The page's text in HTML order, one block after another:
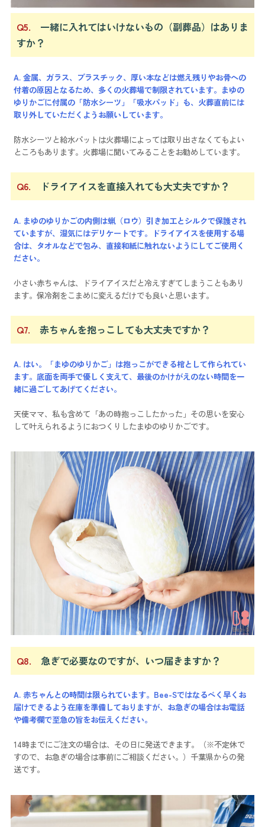
Q5. 一緒に入れてはいけないもの（副葬品）はありま
すか？
A. 金属、ガラス、プラスチック、厚い本などは燃え残りやお骨への
付着の原因となるため、多くの火葬場で制限されています。まゆの
ゆりかごに付属の「防水シーツ」「吸水パッド」も、火葬直前には
取り外していただくようお願いしています。
防水シーツと給水パットは火葬場によっては取り出さなくてもよい
ところもあります。火葬場に聞いてみることをお勧めしています。
Q6. ドライアイスを直接入れても大丈夫ですか？
A. まゆのゆりかごの内側は蝋（ロウ）引き加工とシルクで保護され
ていますが、湿気にはデリケートです。ドライアイスを使用する場
合は、タオルなどで包み、直接和紙に触れないようにしてご使用く
ださい。
小さい赤ちゃんは、ドライアイスだと冷えすぎてしまうこともあり
ます。保冷剤をこまめに変えるだけでも良いと思います。
Q7. 赤ちゃんを抱っこしても大丈夫ですか？
A. はい。「まゆのゆりかご」は抱っこができる棺として作られてい
ます。底面を両手で優しく支えて、最後のかけがえのない時間を一
緒に過ごしてあげてください。
天使ママ、私も含めて「あの時抱っこしたかった」その思いを安心
して叶えられるようにおつくりしたまゆのゆりかごです。
Q8. 急ぎで必要なのですが、いつ届きますか？
A. 赤ちゃんとの時間は限られています。Bee-Sではなるべく早くお
届けできるよう在庫を準備しておりますが、お急ぎの場合はお電話
や備考欄で至急の旨をお伝えください。
14時までにご注文の場合は、その日に発送できます。（※不定休で
すので、お急ぎの場合は事前にご相談ください。）千葉県からの発
送です。